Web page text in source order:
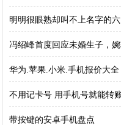
明明很眼熟却叫不上名字的
冯绍峰首度回应未婚生子，
华为.苹果.小米.手机报价大全
不用记卡号 用手机号就能转
带按键的安卓手机盘点